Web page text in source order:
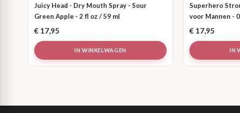
Juicy Head - Dry Mouth Spray - Sour
Green Apple - 2 fl oz / 59 ml
€ 17,95
IN WINKELWAGEN
Superhero
voor Mannen -
€ 17,95
IN